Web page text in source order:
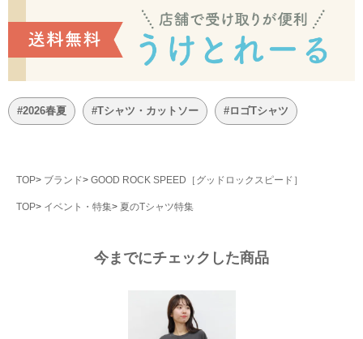
#2026春夏 #Tシャツ・カットソー #ロゴTシャツ
TOP ブランド GOOD ROCK SPEED［グッドロックスピード］
TOP イベント・特集 夏のTシャツ特集
今までにチェックした商品